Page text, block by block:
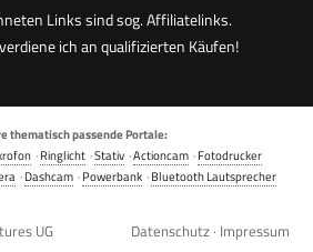
Links sind sog. Affiliatelinks.
ich an qualifizierten Käufen!
thematisch passende Portale:
·Ringlicht·Stativ·Actioncam·Fotodrucker
·Dashcam·Powerbank·Bluetooth Lautsprecher
UG Datenschutz · Impressum